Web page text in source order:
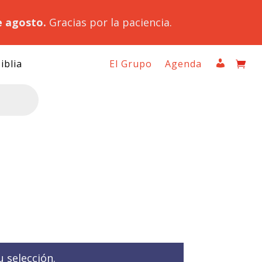
agosto. Gracias por la paciencia.
El Grupo Agenda
selección.